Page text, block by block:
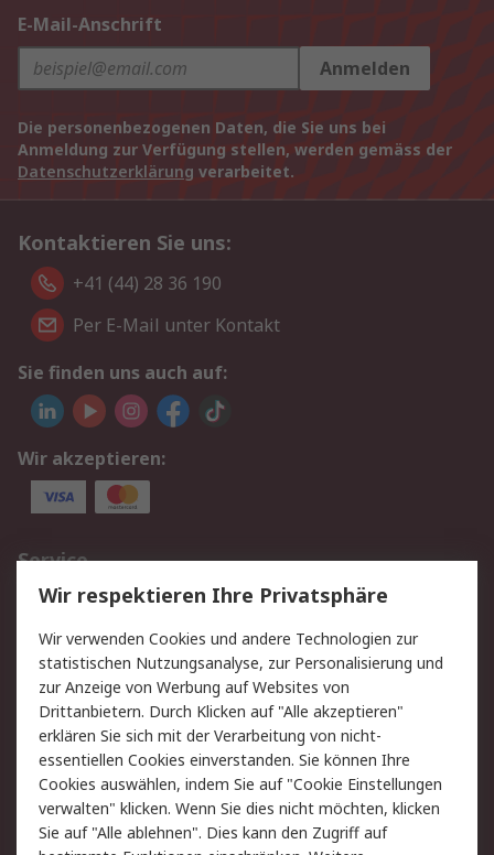
E-Mail-Anschrift
Anmelden
Die personenbezogenen Daten, die Sie uns bei
Anmeldung zur Verfügung stellen, werden gemäss der
Datenschutzerklärung verarbeitet.
Kontaktieren Sie uns:
+41 (44) 28 36 190
Per E-Mail unter Kontakt
Sie finden uns auch auf:
Wir akzeptieren:
Service
Value Added Services
Lieferlösungen
Rücksendungen
Kontakt
Hilfe
Rechtliches
AGB
Datenschutz
Cookie-Richtlinie
Zahlungsbedingungen
Copyright/Impressum
Wir respektieren Ihre Privatsphäre
Wir verwenden Cookies und andere Technologien zur
statistischen Nutzungsanalyse, zur Personalisierung und
zur Anzeige von Werbung auf Websites von
Drittanbietern. Durch Klicken auf "Alle akzeptieren"
erklären Sie sich mit der Verarbeitung von nicht-
essentiellen Cookies einverstanden. Sie können Ihre
Cookies auswählen, indem Sie auf "Cookie Einstellungen
verwalten" klicken. Wenn Sie dies nicht möchten, klicken
Sie auf "Alle ablehnen". Dies kann den Zugriff auf